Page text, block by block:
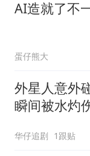
AI造就了不
蛋仔熊大
外星人意外
瞬间被水灼
华仔追剧 1跟贴